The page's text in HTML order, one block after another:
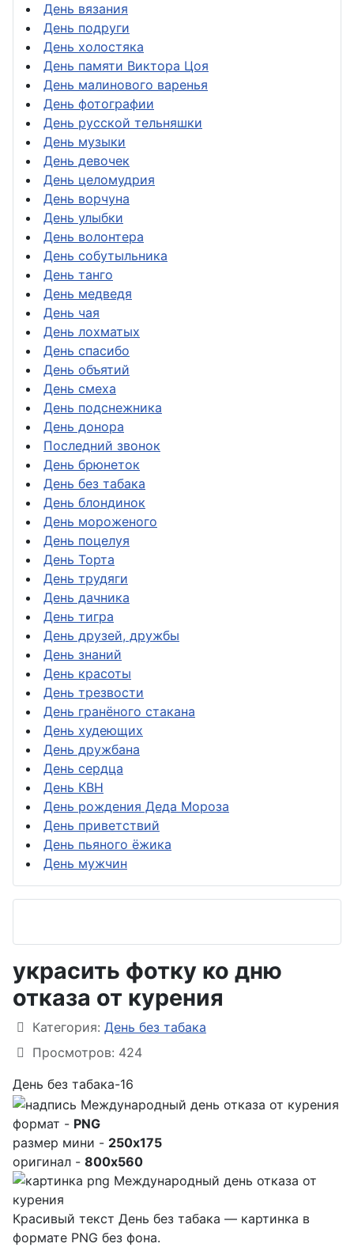
День вязания
День подруги
День холостяка
День памяти Виктора Цоя
День малинового варенья
День фотографии
День русской тельняшки
День музыки
День девочек
День целомудрия
День ворчуна
День улыбки
День волонтера
День собутыльника
День танго
День медведя
День чая
День лохматых
День спасибо
День объятий
День смеха
День подснежника
День донора
Последний звонок
День брюнеток
День без табака
День блондинок
День мороженого
День поцелуя
День Торта
День трудяги
День дачника
День тигра
День друзей, дружбы
День знаний
День красоты
День трезвости
День гранёного стакана
День худеющих
День дружбана
День сердца
День КВН
День рождения Деда Мороза
День приветствий
День пьяного ёжика
День мужчин
украсить фотку ко дню
отказа от курения
Информация о материале
Категория: День без табака
Просмотров: 424
День без табака-16
формат - PNG
размер мини - 250x175
оригинал - 800x560
Красивый текст День без табака — картинка в
формате PNG без фона.